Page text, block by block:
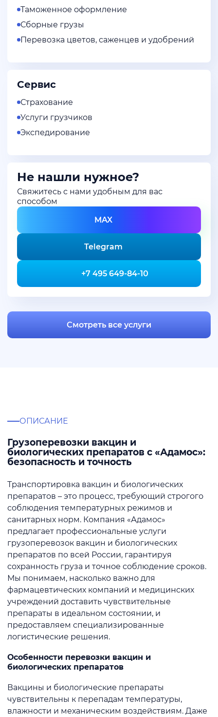
Таможенное оформление
Сборные грузы
Перевозка цветов, саженцев и удобрений
Сервис
Страхование
Услуги грузчиков
Экспедирование
Не нашли нужное?
Свяжитесь с нами удобным для вас
способом
MAX
Telegram
+7 495 649-84-10
Смотреть все услуги
ОПИСАНИЕ
Грузоперевозки вакцин и
биологических препаратов с «Адамос»:
безопасность и точность
Транспортировка вакцин и биологических
препаратов – это процесс, требующий строгого
соблюдения температурных режимов и
санитарных норм. Компания «Адамос»
предлагает профессиональные услуги
грузоперевозок вакцин и биологических
препаратов по всей России, гарантируя
сохранность груза и точное соблюдение сроков.
Мы понимаем, насколько важно для
фармацевтических компаний и медицинских
учреждений доставить чувствительные
препараты в идеальном состоянии, и
предоставляем специализированные
логистические решения.
Особенности перевозки вакцин и
биологических препаратов
Вакцины и биологические препараты
чувствительны к перепадам температуры,
влажности и механическим воздействиям. Даже